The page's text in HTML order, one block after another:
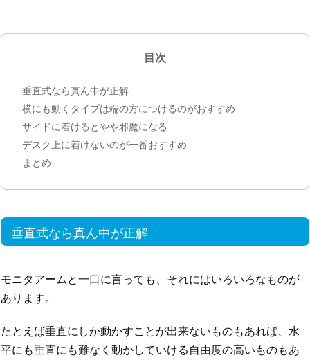
目次
垂直式なら真ん中が正解
横にも動くタイプは端の方につけるのがおすすめ
サイドに着けるとやや邪魔になる
デスク上に着けないのが一番おすすめ
まとめ
垂直式なら真ん中が正解
モニタアームと一口に言っても、それにはいろいろなものが
あります。
たとえば垂直にしか動かすことが出来ないものもあれば、水
平にも垂直にも難なく動かしていける自由度の高いものもあ